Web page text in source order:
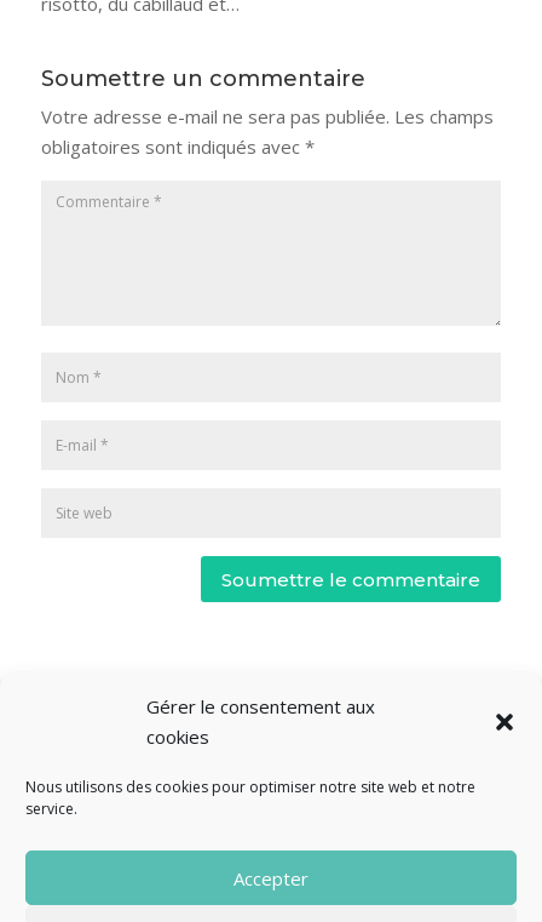
Gérer le consentement aux
cookies
Nous utilisons des cookies pour optimiser notre site web et notre
service.
Accepter
Soumettre un commentaire
Votre adresse e-mail ne sera pas publiée. Les champs
obligatoires sont indiqués avec *
Soumettre le commentaire
Mentions légales